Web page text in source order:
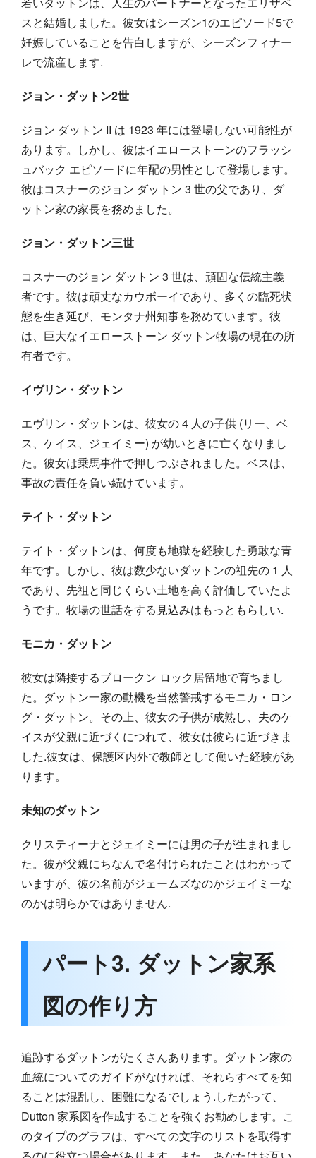
スと結婚しました。彼女はシーズン1のエピソード5で
妊娠していることを告白しますが、シーズンフィナー
レで流産します.
ジョン・ダットン2世
ジョン ダットン II は 1923 年には登場しない可能性が
あります。しかし、彼はイエローストーンのフラッシ
ュバック エピソードに年配の男性として登場します。
彼はコスナーのジョン ダットン 3 世の父であり、ダ
ットン家の家長を務めました。
ジョン・ダットン三世
コスナーのジョン ダットン 3 世は、頑固な伝統主義
者です。彼は頑丈なカウボーイであり、多くの臨死状
態を生き延び、モンタナ州知事を務めています。彼
は、巨大なイエローストーン ダットン牧場の現在の所
有者です。
イヴリン・ダットン
エヴリン・ダットンは、彼女の 4 人の子供 (リー、ベ
ス、ケイス、ジェイミー) が幼いときに亡くなりまし
た。彼女は乗馬事件で押しつぶされました。ベスは、
事故の責任を負い続けています。
テイト・ダットン
テイト・ダットンは、何度も地獄を経験した勇敢な青
年です。しかし、彼は数少ないダットンの祖先の 1 人
であり、先祖と同じくらい土地を高く評価していたよ
うです。牧場の世話をする見込みはもっともらしい.
モニカ・ダットン
彼女は隣接するブロークン ロック居留地で育ちまし
た。ダットン一家の動機を当然警戒するモニカ・ロン
グ・ダットン。その上、彼女の子供が成熟し、夫のケ
イスが父親に近づくにつれて、彼女は彼らに近づきま
した.彼女は、保護区内外で教師として働いた経験があ
ります。
未知のダットン
クリスティーナとジェイミーには男の子が生まれまし
た。彼が父親にちなんで名付けられたことはわかって
いますが、彼の名前がジェームズなのかジェイミーな
のかは明らかではありません.
パート3. ダットン家系
図の作り方
追跡するダットンがたくさんあります。ダットン家の
血統についてのガイドがなければ、それらすべてを知
ることは混乱し、困難になるでしょう.したがって、
Dutton 家系図を作成することを強くお勧めします。こ
のタイプのグラフは、すべての文字のリストを取得す